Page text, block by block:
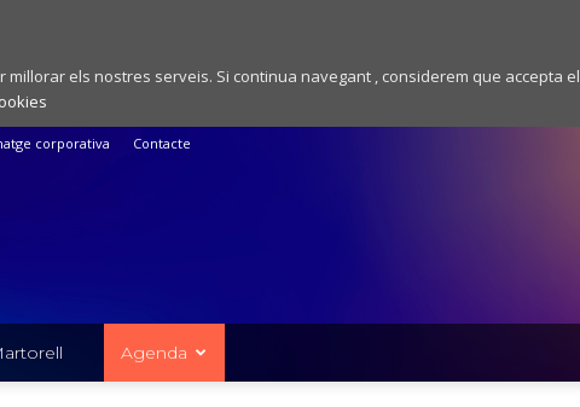
els nostres serveis. Si continua navegant , considerem que accepta el
corporativa Contacte
Agenda